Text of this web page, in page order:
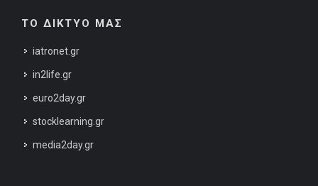
ΤΟ ΔΙΚΤΥΟ ΜΑΣ
iatronet.gr
in2life.gr
euro2day.gr
stocklearning.gr
media2day.gr